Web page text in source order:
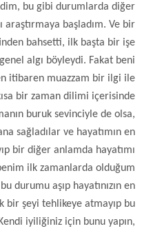
bu gibi durumlarda diğer
araştırmaya başladım. Ve bir
bahsetti, ilk başta bir işe
algı böyleydi. Fakat beni
itibaren muazzam bir ilgi ile
bir zaman dilimi içerisinde
buruk sevinciyle de olsa,
sağladılar ve hayatımın en
bir diğer anlamda hayatımı
ilk zamanlarda olduğum
durumu aşıp hayatınızın en
bir şeyi tehlikeye atmayıp bu
iyiliğiniz için bunu yapın,